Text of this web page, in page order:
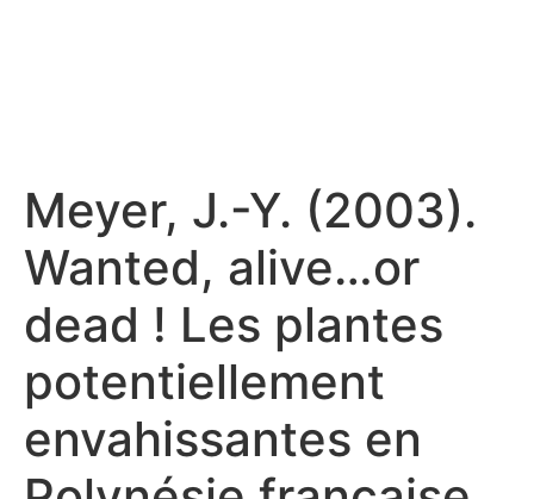
Meyer, J.-Y. (2003).
Wanted, alive…or
dead ! Les plantes
potentiellement
envahissantes en